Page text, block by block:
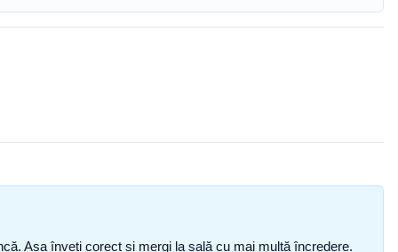
Așa înveți corect și mergi la sală cu mai multă încredere.